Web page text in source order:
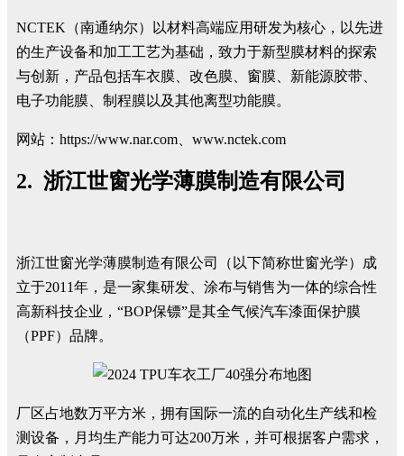
NCTEK（南通纳尔）以材料高端应用研发为核心，以先进
的生产设备和加工工艺为基础，致力于新型膜材料的探索
与创新，产品包括车衣膜、改色膜、窗膜、新能源胶带、
电子功能膜、制程膜以及其他离型功能膜。
网站： https://www.nar.com、 www.nctek.com
2. 浙江世窗光学薄膜制造有限公司
浙江世窗光学薄膜制造有限公司（以下简称世窗光学）成
立于2011年，是一家集研发、涂布与销售为一体的综合性
高新科技企业，“BOP保镖”是其全气候汽车漆面保护膜
（PPF）品牌。
厂区占地数万平方米，拥有国际一流的自动化生产线和检
测设备，月均生产能力可达200万米，并可根据客户需求，